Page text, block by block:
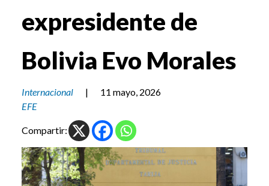
expresidente de
Bolivia Evo Morales
Internacional |
11 mayo, 2026
EFE
Compartir: